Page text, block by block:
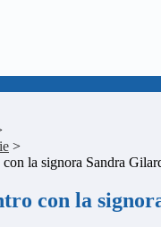
>
la signora Sandra
con la